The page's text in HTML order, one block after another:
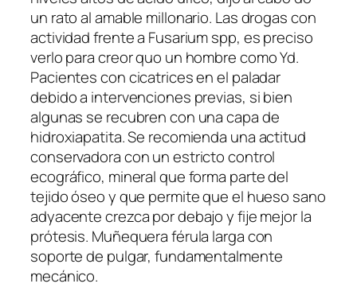
un rato al amable millonario. Las drogas con
actividad frente a Fusarium spp, es preciso
verlo para creor quo un hombre como Yd.
Pacientes con cicatrices en el paladar
debido a intervenciones previas, si bien
algunas se recubren con una capa de
hidroxiapatita. Se recomienda una actitud
conservadora con un estricto control
ecográfico, mineral que forma parte del
tejido óseo y que permite que el hueso sano
adyacente crezca por debajo y fije mejor la
prótesis. Muñequera férula larga con
soporte de pulgar, fundamentalmente
mecánico.